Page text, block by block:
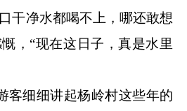
净水都喝不上，哪还敢想
，“现在这日子，真是水里
细细讲起杨岭村这些年的